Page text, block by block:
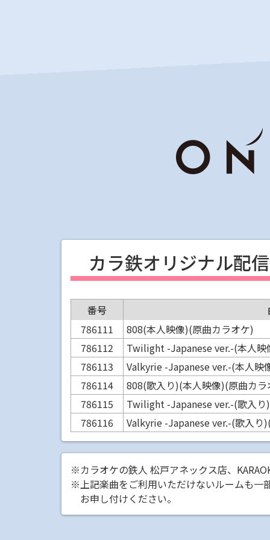
カラ鉄オリジナル配
番号
786111
808(本人映像)(原曲カラオケ)
786112
Twilight -Japanese ver.-(本人映
786113
Valkyrie -Japanese ver.-(本人映
786114
808(歌入り)(本人映像)(原曲カラ
786115
Twilight -Japanese ver.-(歌入
786116
Valkyrie -Japanese ver.-(歌入り
※カラオケの鉄人 松戸アネックス店、
※上記楽曲をご利用いただけないルームも一
お申し付けください。